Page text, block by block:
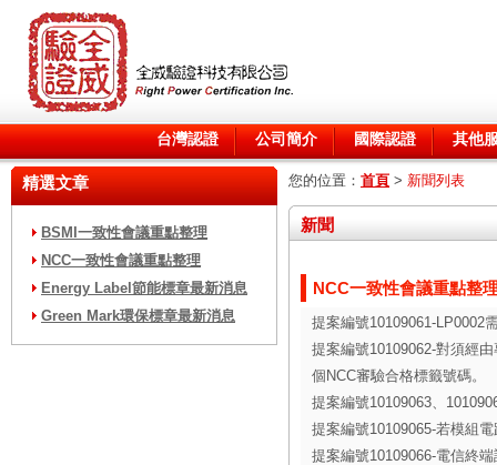
台灣認證 公司簡介 國際認證 其他
您的位置： 首頁 > 新聞列表
新聞
NCC一致性會議重點整
提案編號10109061-LP0002
提案編號10109062-對須經
個NCC審驗合格標籤號碼。
提案編號10109063、
提案編號10109065-若模組
提案編號10109066-電信終
精選文章
BSMI一致性會議重點整理
NCC一致性會議重點整理
Energy Label節能標章最新消息
Green Mark環保標章最新消息